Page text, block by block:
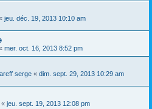
jeu. déc. 19, 2013 10:10 am
mer. oct. 16, 2013 8:52 pm
serge « dim. sept. 29, 2013 10:29 am
« jeu. sept. 19, 2013 12:08 pm